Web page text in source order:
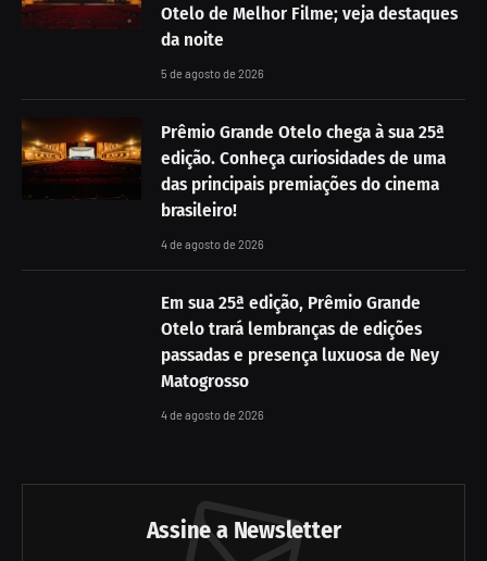
Otelo de Melhor Filme; veja destaques
da noite
5 de agosto de 2026
Prêmio Grande Otelo chega à sua 25ª
edição. Conheça curiosidades de uma
das principais premiações do cinema
brasileiro!
4 de agosto de 2026
Em sua 25ª edição, Prêmio Grande
Otelo trará lembranças de edições
passadas e presença luxuosa de Ney
Matogrosso
4 de agosto de 2026
Assine a Newsletter